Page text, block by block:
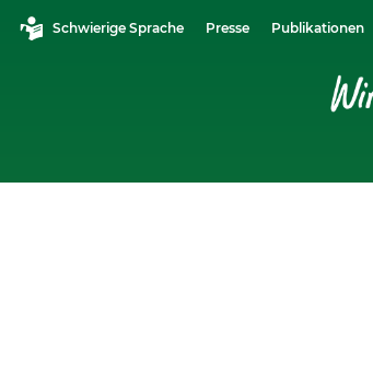
Schwierige Sprache Presse Publikationen